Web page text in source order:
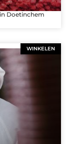
Doetinchem
WINKELEN